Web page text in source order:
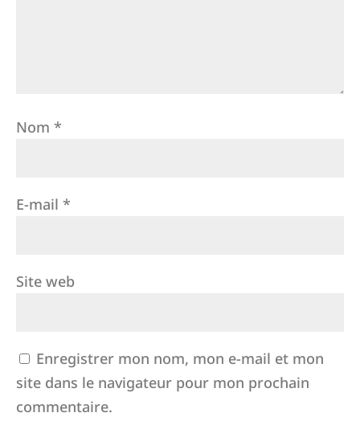
Nom *
E-mail *
Site web
Enregistrer mon nom, mon e-mail et mon
site dans le navigateur pour mon prochain
commentaire.